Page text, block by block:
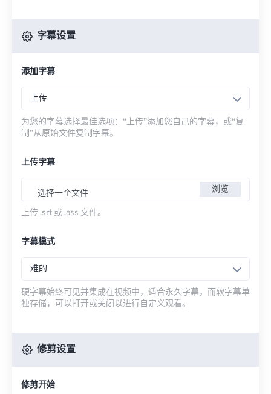
字幕设置
添加字幕
上传
为您的字幕选择最佳选项：“上传”添加您自己的字幕，或“复
制”从原始文件复制字幕。
上传字幕
选择一个文件 浏览
上传 .srt 或 .ass 文件。
字幕模式
难的
硬字幕始终可见并集成在视频中，适合永久字幕，而软字幕单
独存储，可以打开或关闭以进行自定义观看。
修剪设置
修剪开始